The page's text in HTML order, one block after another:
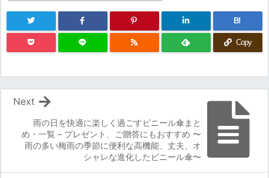
B!
Copy
雨の日を快適に楽しく過ごすビニール傘まと
め・一覧 – プレゼント、ご贈答にもおすすめ 〜
雨の多い梅雨の季節に便利な高機能、丈夫、オ
シャレな進化したビニール傘〜
Next